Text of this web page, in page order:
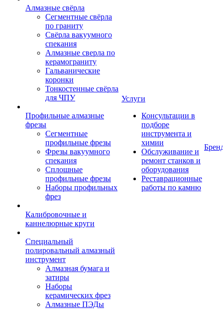
Алмазные свёрла
Сегментные свёрла
по граниту
Свёрла вакуумного
спекания
Алмазные сверла по
керамограниту
Гальванические
коронки
Тонкостенные свёрла
для ЧПУ
Профильные алмазные
фрезы
Сегментные
профильные фрезы
Фрезы вакуумного
спекания
Сплошные
профильные фрезы
Наборы профильных
фрез
Калибровочные и
каннелюрные круги
Специальный
полировальный алмазный
инструмент
Алмазная бумага и
затиры
Наборы
керамических фрез
Алмазные ПЭДы
Услуги
Консультации в
подборе
инструмента и
химии
Обслуживание и
ремонт станков и
оборудования
Реставрационные
работы по камню